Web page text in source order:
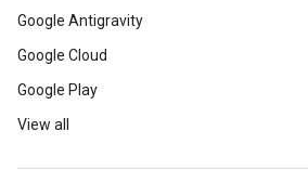
Google Antigravity
Google Cloud
Google Play
View all